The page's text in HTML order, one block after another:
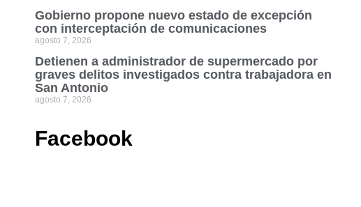
Gobierno propone nuevo estado de excepción
con interceptación de comunicaciones
agosto 7, 2026
Detienen a administrador de supermercado por
graves delitos investigados contra trabajadora en
San Antonio
agosto 7, 2026
Facebook